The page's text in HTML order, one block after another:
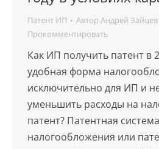
Патент ИП Автор Андрей Зайцев
Прокомментировать
Как ИП получить патент в
удобная форма
исключительно для ИП и
уменьшить расходы на
патент? Патентная система
налогообложения или